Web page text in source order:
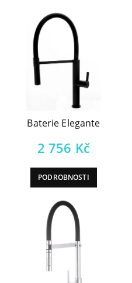
Baterie Elegante
2 756 Kč
PODROBNOSTI